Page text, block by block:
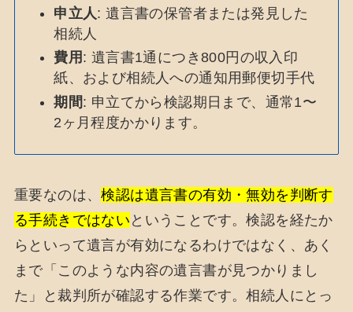
申立人 : 遺言書の保管者または発見した
相続人
費用 : 遺言書1通につき800円の収入印
紙、および相続人への通知用郵便切手代
期間: 申立てから検認期日まで、通常1〜
2ヶ月程度かかります。
重要なのは、検認は遺言書の有効・無効を判断す
る手続きではない ということです。検認を経たか
らといって遺言が有効になるわけではなく、あく
まで「このような内容の遺言書が見つかりまし
た」と裁判所が確認する作業です。相続人にとっ